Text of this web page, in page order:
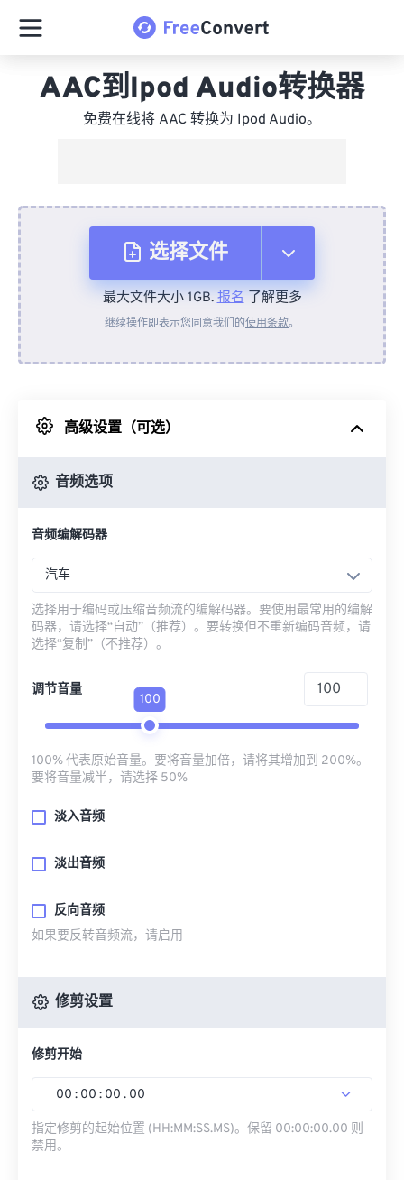
AAC到Ipod Audio转换器
免费在线将 AAC 转换为 Ipod Audio。
选择文件
从设备
来自 Google Drive
最大文件大小 1GB.报名了解更多
继续操作即表示您同意我们的使用条款。
高级设置（可选）
音频选项
音频编解码器
汽车
选择用于编码或压缩音频流的编解码器。要使用最常用的编解
码器，请选择“自动”（推荐）。要转换但不重新编码音频，请
选择“复制”（不推荐）。
调节音量
100
100% 代表原始音量。要将音量加倍，请将其增加到 200%。
要将音量减半，请选择 50%
淡入音频
淡出音频
反向音频
如果要反转音频流，请启用
修剪设置
修剪开始
00 : 00 : 00 . 00
指定修剪的起始位置 (HH:MM:SS.MS)。保留 00:00:00.00 则
禁用。